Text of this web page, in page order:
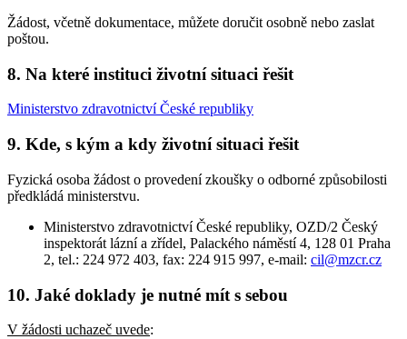
Žádost, včetně dokumentace, můžete doručit osobně nebo zaslat
poštou.
8. Na které instituci životní situaci řešit
Ministerstvo zdravotnictví České republiky
9. Kde, s kým a kdy životní situaci řešit
Fyzická osoba žádost o provedení zkoušky o odborné způsobilosti
předkládá ministerstvu.
Ministerstvo zdravotnictví České republiky, OZD/2 Český
inspektorát lázní a zřídel, Palackého náměstí 4, 128 01 Praha
2, tel.: 224 972 403, fax: 224 915 997, e-mail: cil@mzcr.cz
10. Jaké doklady je nutné mít s sebou
V žádosti uchazeč uvede: